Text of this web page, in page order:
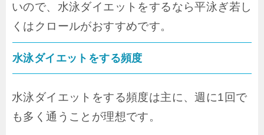
いので、水泳ダイエットをするなら平泳ぎ若し
くはクロールがおすすめです。
水泳ダイエットをする頻度
水泳ダイエットをする頻度は主に、週に1回で
も多く通うことが理想です。